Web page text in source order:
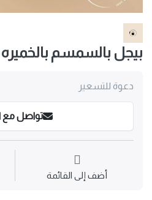
بيجل بالسمسم بالخميره
دعوة للتسعير
تواصل مع
أضف إلى القائمة